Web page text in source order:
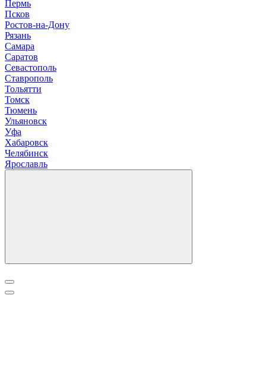
Пермь
Псков
Ростов-на-Дону
Рязань
Самара
Саратов
Севастополь
Ставрополь
Тольятти
Томск
Тюмень
Ульяновск
Уфа
Хабаровск
Челябинск
Ярославль